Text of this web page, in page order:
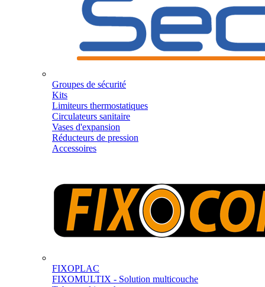
Groupes de sécurité
Kits
Limiteurs thermostatiques
Circulateurs sanitaire
Vases d'expansion
Réducteurs de pression
Accessoires
FIXOPLAC
FIXOMULTIX - Solution multicouche